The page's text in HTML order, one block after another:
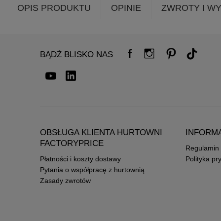
OPIS PRODUKTU OPINIE ZWROTY I
BĄDŹ BLISKO NAS
OBSŁUGA KLIENTA HURTOWNI
FACTORYPRICE
Płatności i koszty dostawy
Pytania o współpracę z hurtownią
Zasady zwrotów
Regulamin
Polityka